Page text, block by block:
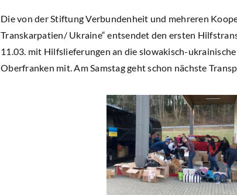
Die von der Stiftung Verbundenheit und mehreren
Transkarpatien/ Ukraine“ entsendet den ersten
11.03. mit Hilfslieferungen an die slowakisch-
Oberfranken mit. Am Samstag geht schon nächste